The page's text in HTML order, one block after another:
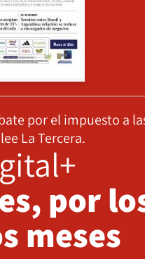
por el impuesto a
La Tercera.
por
meses